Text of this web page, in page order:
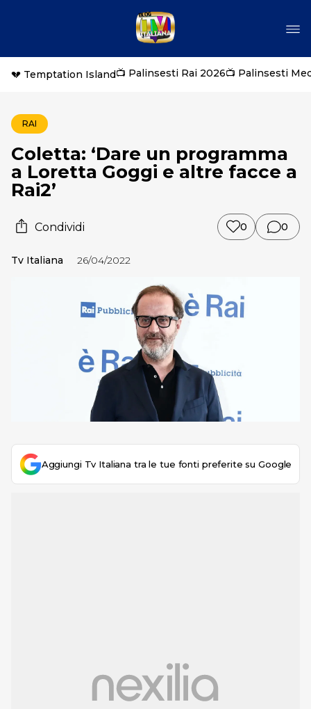
💔 Temptation Island📺 Palinsesti Rai 2026📺 Palinsesti
RAI
Coletta: ‘Dare un programma
a Loretta Goggi e altre facce a
Rai2’
Condividi 0 0
Tv Italiana 26/04/2022
Aggiungi Tv Italiana tra le tue fonti preferite su Google